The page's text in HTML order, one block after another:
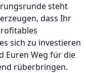
steht
dass Ihr
sich zu investieren
Euren Weg für die
rüberbringen.